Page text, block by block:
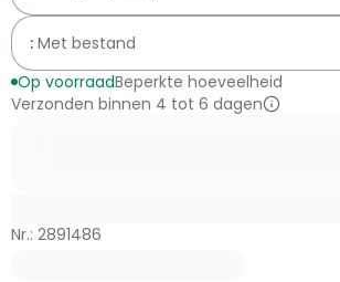
: Met bestand
Op voorraadBeperkte hoeveelheid
Verzonden binnen 4 tot 6 dagen
Nr.: 2891486